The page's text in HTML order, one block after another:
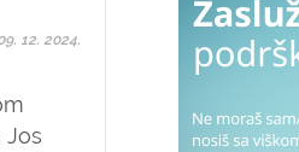
Jos
12. 2024.